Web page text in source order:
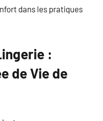
dans les pratiques
:
de Vie de